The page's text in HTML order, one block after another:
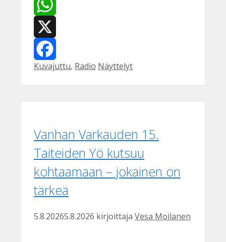
WhatsApp
X
Facebook
Kategoriat
Kuvajuttu, Radio Avainsanat
Näyttelyt
Vanhan Varkauden 15.
Taiteiden Yö kutsuu
kohtaamaan – jokainen on
tärkeä
5.8.20265.8.2026 kirjoittaja Vesa Moilanen